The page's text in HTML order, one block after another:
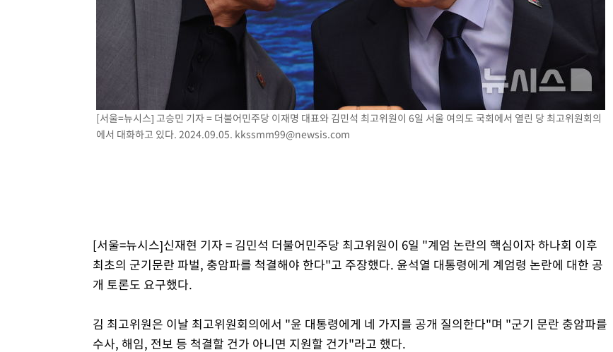
[속보]원·달러 환율, 0.7원 내린 1423.8원 마감
"여기 떨어졌다"…다누리, 스페이스X 로켓 달 충돌 흔적 포착
손흥민, 5경기 연속골 실패…LAFC는 승부차기 끝 과달라하라 격파
내일까지 39도 '펄펄'…기상청 "태풍 지나며 폭염 잠시 꺾인다"
[서울=뉴시스] 고승민 기자 = 더불어민주당 이재명 대표와 김민석 최고위원이 6일 서울 여의도 국회에서 열린 당 최고위원회의
에서 대화하고 있다. 2024.09.05. kkssmm99@newsis.com
[서울=뉴시스]신재현 기자 = 김민석 더불어민주당 최고위원이 6일 "계엄 논란의 핵심이자 하나회 이후
최초의 군기문란 파벌, 충암파를 척결해야 한다"고 주장했다. 윤석열 대통령에게 계엄령 논란에 대한 공
개 토론도 요구했다.
김 최고위원은 이날 최고위원회의에서 "윤 대통령에게 네 가지를 공개 질의한다"며 "군기 문란 충암파를
수사, 해임, 전보 등 척결할 건가 아니면 지원할 건가"라고 했다.